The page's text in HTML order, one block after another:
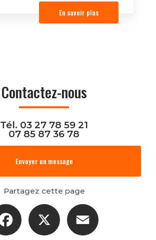
En savoir plus
Contactez-nous
Tél. 03 27 78 59 21
07 85 87 36 78
Envoyer un message
Partagez cette page
Facebook